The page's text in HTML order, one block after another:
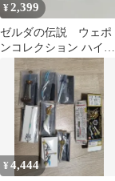
¥2,399
ゼルダの伝説 ウェポ
ンコレクション ハイリ
アの盾 オオワシの弓
¥4,444